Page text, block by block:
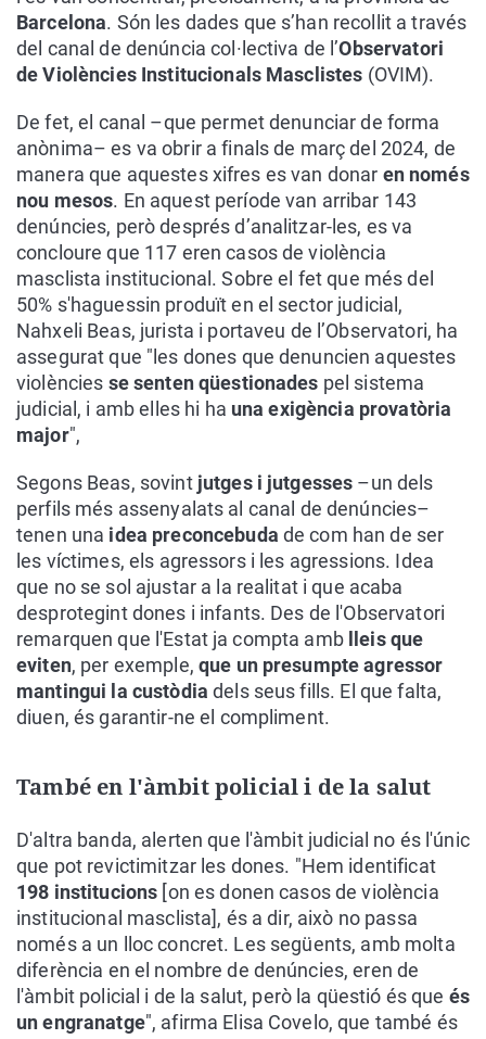
Barcelona. Són les dades que s’han recollit a través
del canal de denúncia col·lectiva de l’Observatori
de Violències Institucionals Masclistes (OVIM).
De fet, el canal –que permet denunciar de forma
anònima– es va obrir a finals de març del 2024, de
manera que aquestes xifres es van donar en només
nou mesos. En aquest període van arribar 143
denúncies, però després d’analitzar-les, es va
concloure que 117 eren casos de violència
masclista institucional. Sobre el fet que més del
50% s'haguessin produït en el sector judicial,
Nahxeli Beas, jurista i portaveu de l’Observatori, ha
assegurat que "les dones que denuncien aquestes
violències se senten qüestionades pel sistema
judicial, i amb elles hi ha una exigència provatòria
major",
Segons Beas, sovint jutges i jutgesses –un dels
perfils més assenyalats al canal de denúncies–
tenen una idea preconcebuda de com han de ser
les víctimes, els agressors i les agressions. Idea
que no se sol ajustar a la realitat i que acaba
desprotegint dones i infants. Des de l'Observatori
remarquen que l'Estat ja compta amb
lleis que
eviten, per exemple, que un presumpte agressor
mantingui la custòdia dels seus fills. El que falta,
diuen, és garantir-ne el compliment.
També en l'àmbit policial i de la salut
D'altra banda, alerten que l'àmbit judicial no és l'únic
que pot revictimitzar les dones. "Hem identificat
198 institucions [on es donen casos de violència
institucional masclista], és a dir, això no passa
només a un lloc concret. Les següents, amb molta
diferència en el nombre de denúncies, eren de
l'àmbit policial i de la salut, però la qüestió és que és
un engranatge", afirma Elisa Covelo, que també és